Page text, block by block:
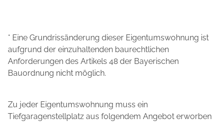
* Eine Grundrissänderung dieser Eigentumswohnung ist
aufgrund der einzuhaltenden baurechtlichen
Anforderungen des Artikels 48 der Bayerischen
Bauordnung nicht möglich.
Zu jeder Eigentumswohnung muss ein
Tiefgaragenstellplatz aus folgendem Angebot erworben